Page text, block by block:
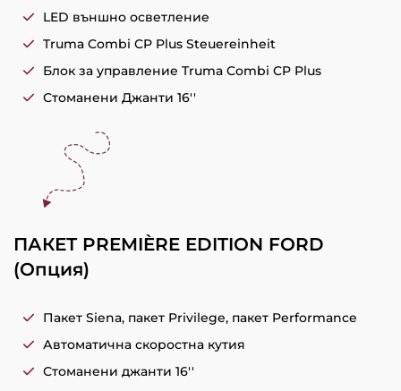
LED външно осветление
Truma Combi CP Plus Steuereinheit
Блок за управление Truma Combi CP Plus
Стоманени Джанти 16''
ПАКЕТ PREMIÈRE EDITION FORD
(Опция)
Пакет Siena, пакет Privilege, пакет Performance
Автоматична скоростна кутия
Стоманени джанти 16''